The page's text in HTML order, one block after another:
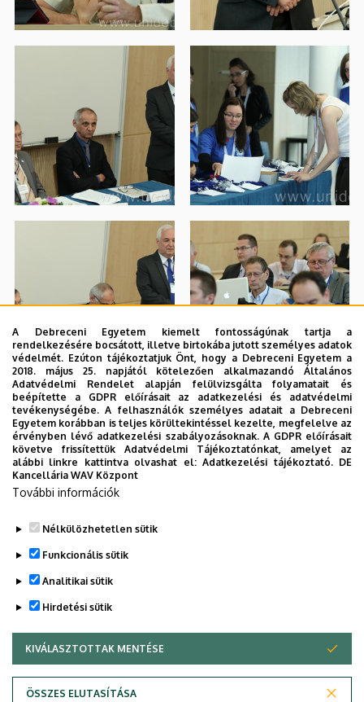
Adatvédelem
A Debreceni Egyetem kiemelt fontosságúnak tartja a
rendelkezésére bocsátott, illetve birtokába jutott személyes adatok
védelmét. Ezúton tájékoztatjuk Önt, hogy a Debreceni Egyetem a
2018. május 25. napjától kötelezően alkalmazandó Általános
Adatvédelmi Rendelet alapján felülvizsgálta folyamatait és
beépítette a GDPR előírásait az adatkezelési és adatvédelmi
tevékenységébe. A felhasználók személyes adatait a Debreceni
Egyetem korábban is teljes körültekintéssel kezelte, megfelelve az
érvényben lévő adatkezelési szabályozásoknak. A GDPR előírásait
követve frissítettük Adatvédelmi Tájékoztatónkat, amelyet az
alábbi linkre kattintva olvashat el:Adatkezelési tájékoztató. DE
Kancellária WAV Központ
További információk
Nélkülözhetetlen sütik
Funkcionális sütik
Analitikai sütik
Hirdetési sütik
KIVÁLASZTOTTAK MENTÉSE
ÖSSZES ELUTASÍTÁSA
WITHDRAW CONSENT